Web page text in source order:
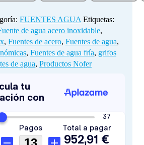
FUENTES AGUA Etiquetas:
de agua acero inoxidable,
, Fuentes de acero, Fuentes de agua,
, Fuentes de agua fría, grifos
de agua, Productos Nofer